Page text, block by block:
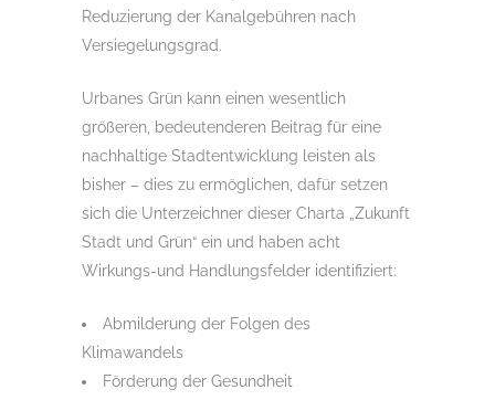
Reduzierung der Kanalgebühren nach
Versiegelungsgrad.
Urbanes Grün kann einen wesentlich
größeren, bedeutenderen Beitrag für eine
nachhaltige Stadtentwicklung leisten als
bisher – dies zu ermöglichen, dafür setzen
sich die Unterzeichner dieser Charta „Zukunft
Stadt und Grün“ ein und haben acht
Wirkungs-und Handlungsfelder identifiziert:
Abmilderung der Folgen des
Klimawandels
Förderung der Gesundheit